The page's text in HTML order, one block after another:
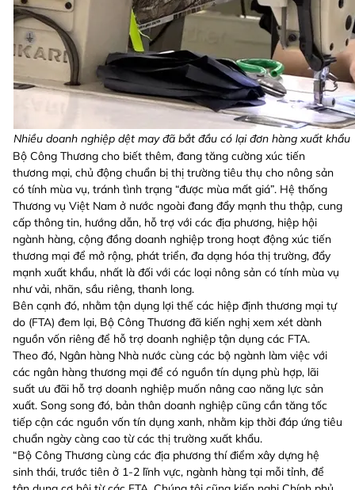
Nhiều doanh nghiệp dệt may đã bắt đầu có lại đơn hàng xuất khẩu
Bộ Công Thương cho biết thêm, đang tăng cường xúc tiến
thương mại, chủ động chuẩn bị thị trường tiêu thụ cho nông sản
có tính mùa vụ, tránh tình trạng “được mùa mất giá”. Hệ thống
Thương vụ Việt Nam ở nước ngoài đang đẩy mạnh thu thập, cung
cấp thông tin, hướng dẫn, hỗ trợ với các địa phương, hiệp hội
ngành hàng, cộng đồng doanh nghiệp trong hoạt động xúc tiến
thương mại để mở rộng, phát triển, đa dạng hóa thị trường, đẩy
mạnh xuất khẩu, nhất là đối với các loại nông sản có tính mùa vụ
như vải, nhãn, sầu riêng, thanh long.
Bên cạnh đó, nhằm tận dụng lợi thế các hiệp định thương mại tự
do (FTA) đem lại, Bộ Công Thương đã kiến nghị xem xét dành
nguồn vốn riêng để hỗ trợ doanh nghiệp tận dụng các FTA.
Theo đó, Ngân hàng Nhà nước cùng các bộ ngành làm việc với
các ngân hàng thương mại để có nguồn tín dụng phù hợp, lãi
suất ưu đãi hỗ trợ doanh nghiệp muốn nâng cao năng lực sản
xuất. Song song đó, bản thân doanh nghiệp cũng cần tăng tốc
tiếp cận các nguồn vốn tín dụng xanh, nhằm kịp thời đáp ứng tiêu
chuẩn ngày càng cao từ các thị trường xuất khẩu.
“Bộ Công Thương cùng các địa phương thí điểm xây dựng hệ
sinh thái, trước tiên ở 1-2 lĩnh vực, ngành hàng tại mỗi tỉnh, để